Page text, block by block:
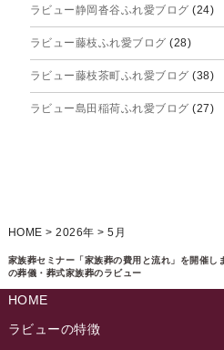
家族葬セミナー「家族葬の費用と流れ」を開催
の葬儀・葬式家族葬のラビュー
2025年6月
2025年5月
2025年4月
2025年3月
2024年10月
2024年9月
ラビュー静岡沓谷ふれ愛ブログ (24)
ラビュー藤枝ふれ愛ブログ (28)
ラビュー藤枝茶町ふれ愛ブログ (38)
ラビュー島田稲荷ふれ愛ブログ (27)
ラビュー西焼津ふれ愛ブログ
ラビュー島田六合ふれ愛ブログ
ラビュー静岡籠上ふれ愛ブログ
ラビュー金谷ふれ愛ブログ
ラビュー静岡下島イベント情報
ラビュー東静岡イベント情報 (90)
ラビュー島田稲荷イベント情報(84)
ラビュー焼津石津イベント情報
HOME >2026年 >5月
HOME
ラビューの特徴